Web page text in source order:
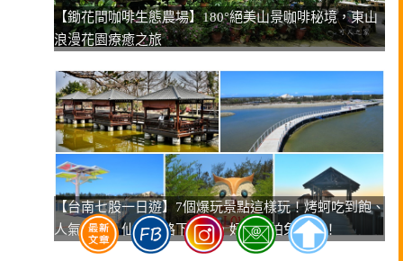
【鋤花間咖啡生態農場】180°絕美山景咖啡秘境，東山
浪漫花園療癒之旅
【台南七股一日遊】7個爆玩景點這樣玩！烤蚵吃到飽、
人氣蚵嗲、仙人指路下午茶，好吃好拍免煩惱！